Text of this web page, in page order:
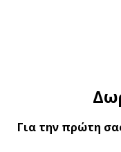
Για την πρώτη